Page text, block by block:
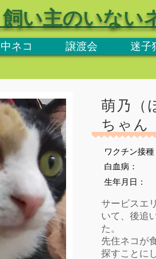
ネコ 譲渡会 迷子
い主のいない
萌乃（
ちゃん
ワクチン接種
​白血病：
生年月日：
サービスエ
いて、後追
た。
先住ネコが
探すことに